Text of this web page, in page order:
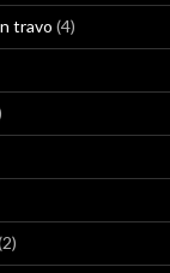
travo (4)